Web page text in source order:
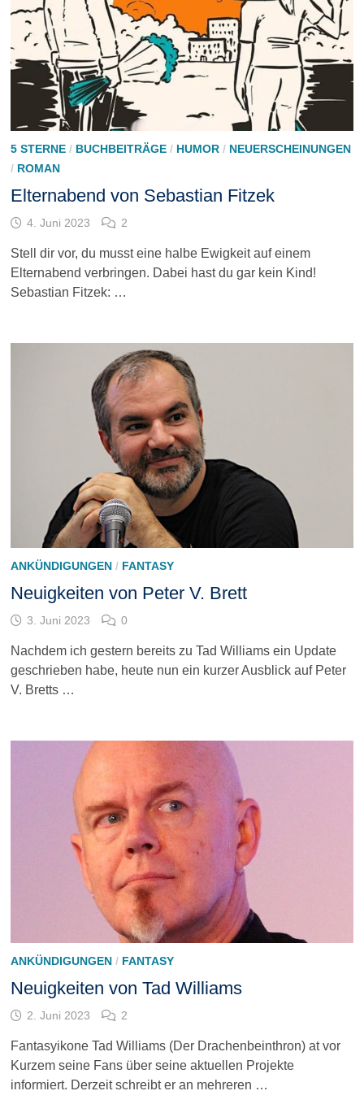
5 STERNE/ BUCHBEITRÄGE/ HUMOR/ NEUERSCHEINUNGEN
/ ROMAN
Elternabend von Sebastian Fitzek
4. Juni 2023 2
Stell dir vor, du musst eine halbe Ewigkeit auf einem
Elternabend verbringen. Dabei hast du gar kein Kind!
Sebastian Fitzek: …
ANKÜNDIGUNGEN/ FANTASY
Neuigkeiten von Peter V. Brett
3. Juni 2023 0
Nachdem ich gestern bereits zu Tad Williams ein Update
geschrieben habe, heute nun ein kurzer Ausblick auf Peter
V. Bretts …
ANKÜNDIGUNGEN/ FANTASY
Neuigkeiten von Tad Williams
2. Juni 2023 2
Fantasyikone Tad Williams (Der Drachenbeinthron) at vor
Kurzem seine Fans über seine aktuellen Projekte
informiert. Derzeit schreibt er an mehreren …